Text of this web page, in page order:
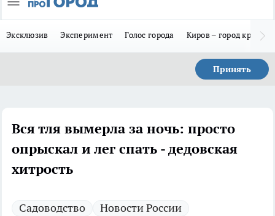
Эксклюзив Эксперимент Голос города Киров – город
Принять
Вся тля вымерла за ночь: просто
опрыскал и лег спать - дедовская
хитрость
Садоводство Новости России